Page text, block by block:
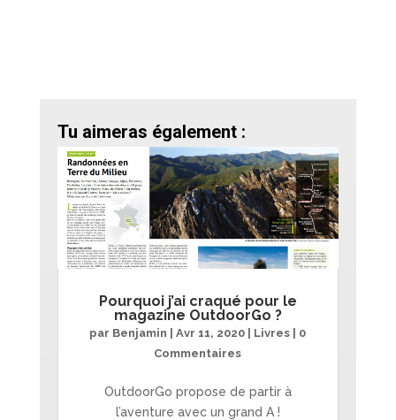
Tu aimeras également :
Pourquoi j’ai craqué pour le
magazine OutdoorGo ?
par Benjamin |Avr 11, 2020 | Livres | 0
Commentaires
OutdoorGo propose de partir à
l’aventure avec un grand A !